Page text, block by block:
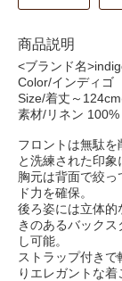
商品説明
<ブランド名
Color/インディゴ
Size/着丈～
素材/リネン 100%
フロントは無駄を
と洗練された印象
胸元は背面で絞
ド力を確保。
後ろ姿には立体的
きのあるバック
し可能。
ストラップ付き
りエレガントな着